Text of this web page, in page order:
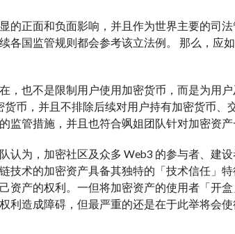
的正面和负面影响，并且作为世界主要的司
各国监管规则都会参考该立法例。 那么，应
也不是限制用户使用加密货币，而是为用户
币，并且不排除后续对用户持有加密货币、
管措施，并且也符合飒姐团队针对加密资产
认为，加密社区及众多 Web3 的参与者、建
技术的加密资产具备其独特的「技术信任」
资产的权利。一但将加密资产的使用者「开
利造成障碍，但最严重的还是在于此举将会